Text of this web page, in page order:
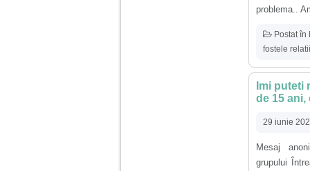
problema..
Postat în
fostele
Imi puteti
de 15 ani,
29 iunie
Mesaj
grupului